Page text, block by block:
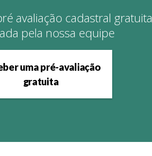
avaliação cadastral gratuita
pela nossa equipe
uma pré-avaliação
gratuita